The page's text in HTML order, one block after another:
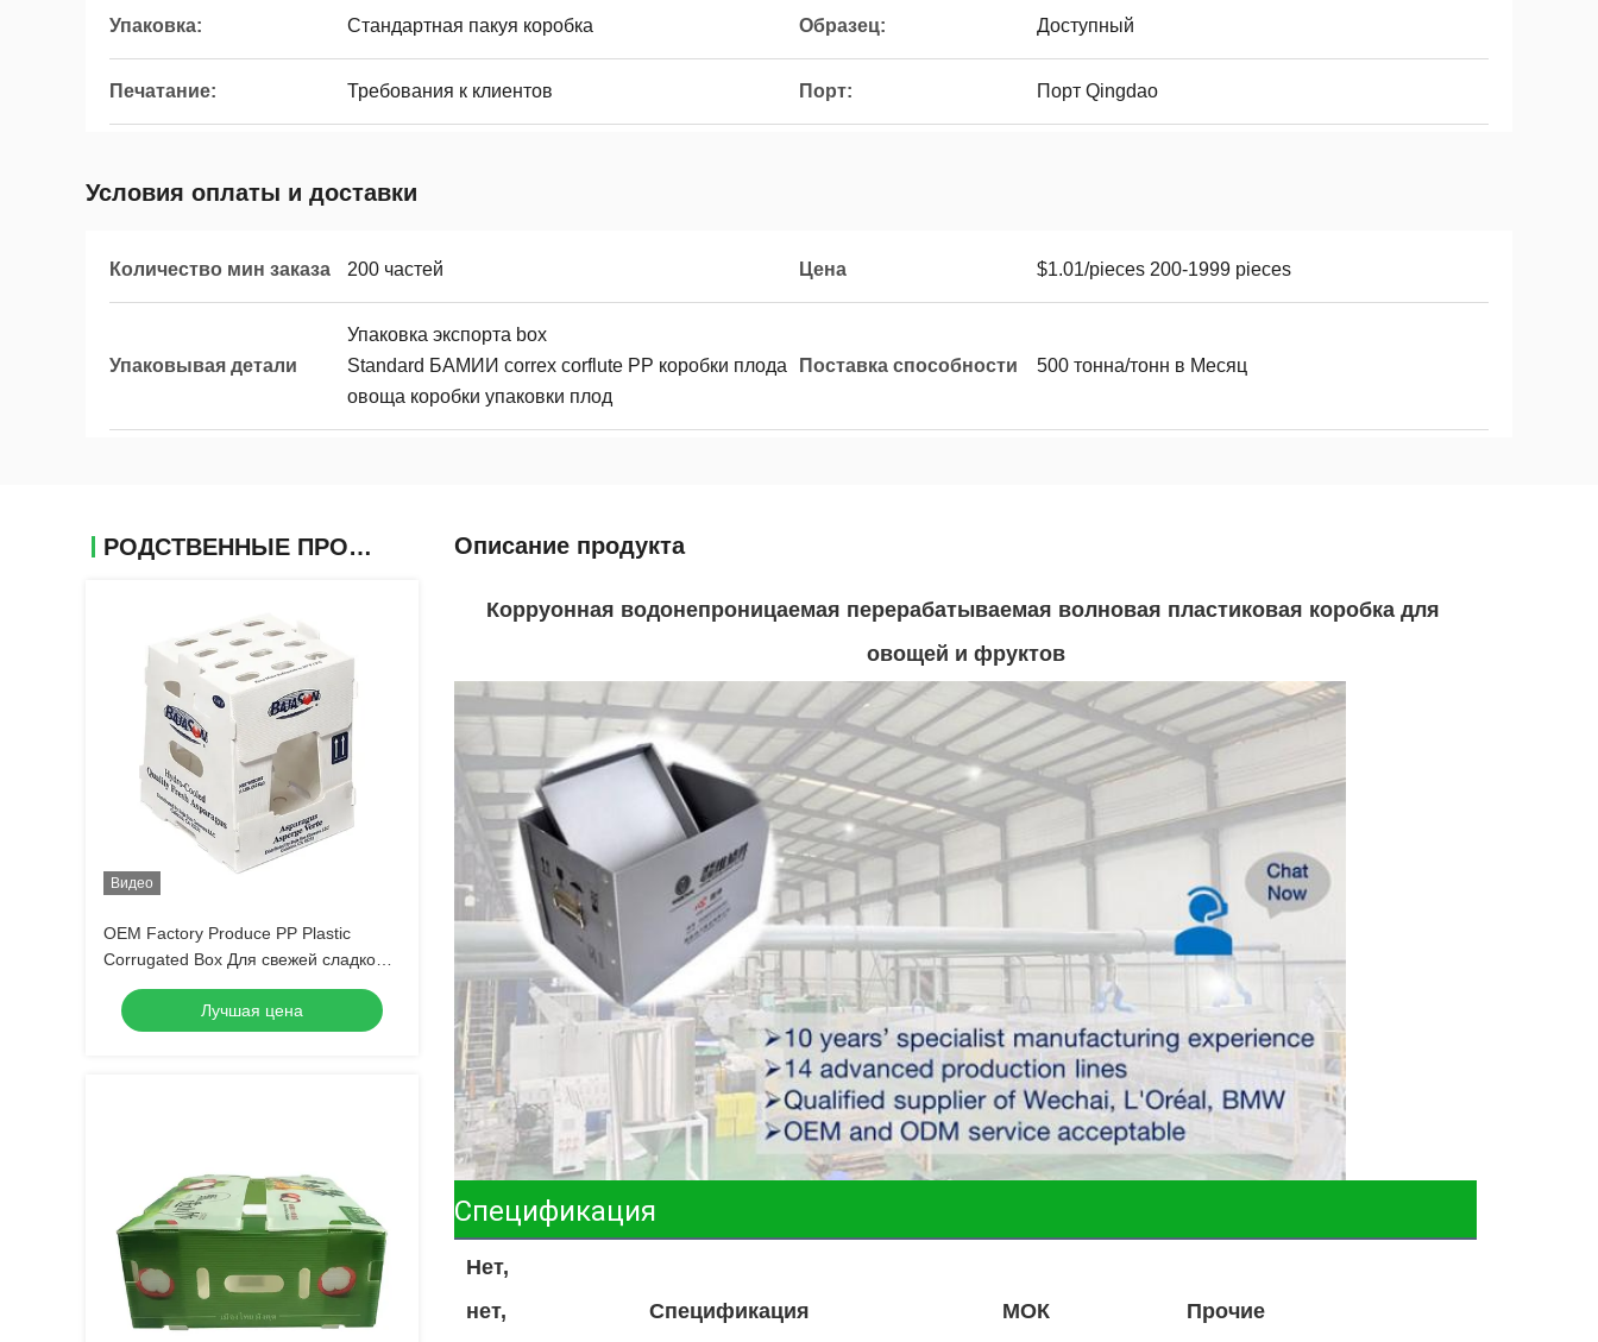
Упаковка: Стандартная пакуя коробка Образец: Доступный
Печатание: Требования к клиентов Порт: Порт Qingdao
Условия оплаты и доставки
Количество мин заказа 200 частей Цена $1.01/pieces 200-1999 pieces
Упаковывая детали
Упаковка экспорта box
Standard БАМИИ correx corflute PP коробки плода
овоща коробки упаковки плод
Поставка способности 500 тонна/тонн в Месяц
РОДСТВЕННЫЕ ПРОДУКТЫ
Видео
OEM Factory Produce PP Plastic
Corrugated Box Для свежей сладкой
кукурузы брокколи баклажаны
Имбирный ящикЛучшая цена
Описание продукта
Корруонная водонепроницаемая перерабатываемая волновая пластиковая коробка для
овощей и фруктов
Спецификация
Нет,
нет,
Спецификация МОК Прочие